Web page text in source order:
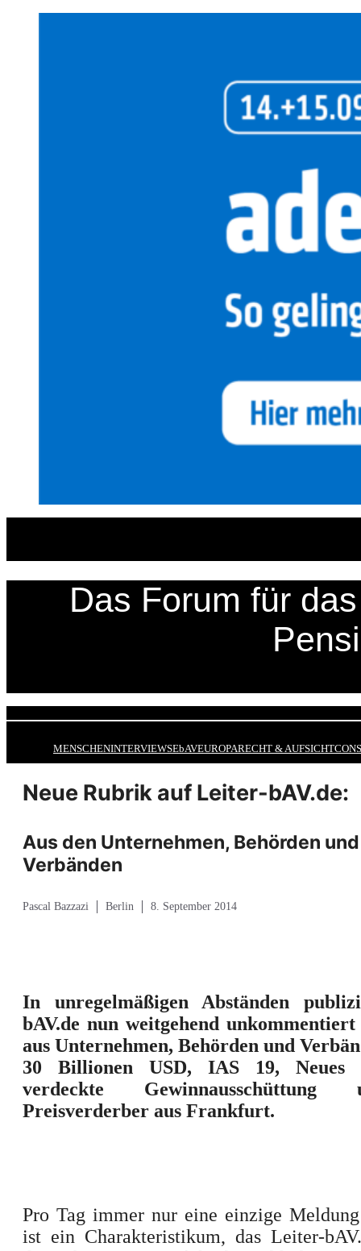
Das Forum für
MENSCHENINTERVIEWSEbAVEUROPARECHT & AUFSICHT
Neue Rubrik auf Leiter-bAV.de:
Aus den Unternehmen, Behörden und
Verbänden
Pascal Bazzazi Berlin 8. September 2014
In unregelmäßigen Abständen
bAV.de nun weitgehend
aus Unternehmen, Behörden und
30 Billionen USD, IAS 19, Neues
verdeckte
Preisverderber aus Frankfurt.
Pro Tag immer nur eine einzige
ist ein Charakteristikum, das Leiter-